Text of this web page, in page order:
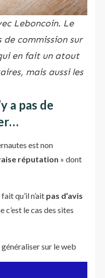
Leboncoin. Le
de commission sur
en fait un atout
mais aussi les
a pas de
est non
réputation » dont
qu’il n’ait pas d’avis
c’est le cas des sites
sur le web